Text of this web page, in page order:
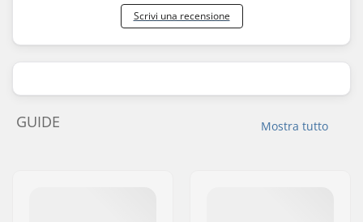
Scrivi una recensione
Mostra tutto
GUIDE